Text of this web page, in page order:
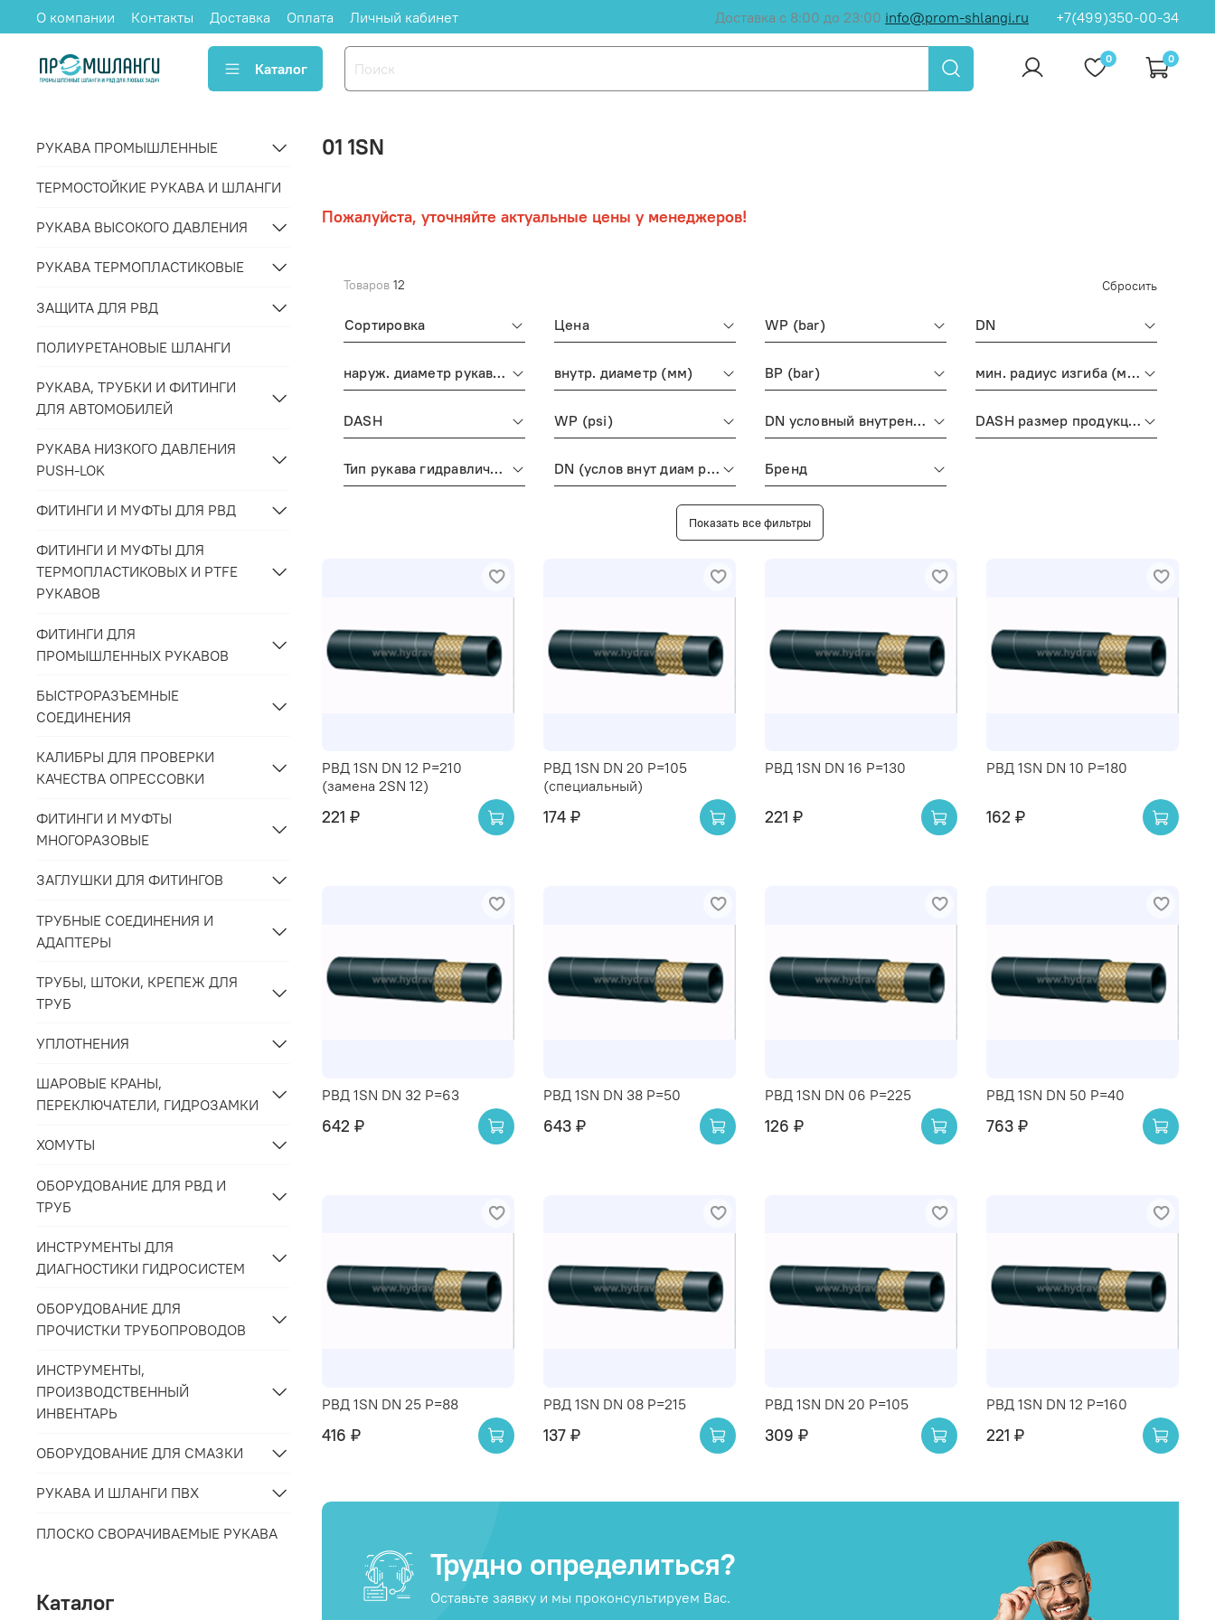
О компании Контакты Доставка Оплата Личный кабинет Доставка с 8:00 до 23:00 info@prom-shlangi.ru +7(499)350-00-34
Каталог
0 0
01 1SN
Пожалуйста, уточняйте актуальные цены у менеджеров!
Товаров 12 Сбросить
Сортировка Цена WP (bar) DN
наруж. диаметр рукава (мм) внутр. диаметр (мм) BP (bar) мин. радиус изгиба (мм)
DASH WP (psi) DN условный внутренний диаметр рукава DASH размер продукции (рукава, фитинги, TC)
Тип рукава гидравлического DN (услов внут диам рукава, фитингов) Бренд
Показать все фильтры
РВД 1SN DN 12 P=210
(замена 2SN 12)
221 ₽
РВД 1SN DN 20 P=105
(специальный)
174 ₽
РВД 1SN DN 16 P=130
221 ₽
РВД 1SN DN 10 P=180
162 ₽
РВД 1SN DN 32 P=63
642 ₽
РВД 1SN DN 38 P=50
643 ₽
РВД 1SN DN 06 P=225
126 ₽
РВД 1SN DN 50 P=40
763 ₽
РВД 1SN DN 25 P=88
416 ₽
РВД 1SN DN 08 P=215
137 ₽
РВД 1SN DN 20 P=105
309 ₽
РВД 1SN DN 12 P=160
221 ₽
Трудно определиться?
Оставьте заявку и мы проконсультируем Вас.
РУКАВА ПРОМЫШЛЕННЫЕ
ТЕРМОСТОЙКИЕ РУКАВА И ШЛАНГИ
РУКАВА ВЫСОКОГО ДАВЛЕНИЯ
РУКАВА ТЕРМОПЛАСТИКОВЫЕ
ЗАЩИТА ДЛЯ РВД
ПОЛИУРЕТАНОВЫЕ ШЛАНГИ
РУКАВА, ТРУБКИ И ФИТИНГИ
ДЛЯ АВТОМОБИЛЕЙ
РУКАВА НИЗКОГО ДАВЛЕНИЯ
PUSH-LOK
ФИТИНГИ И МУФТЫ ДЛЯ РВД
ФИТИНГИ И МУФТЫ ДЛЯ
ТЕРМОПЛАСТИКОВЫХ И PTFE
РУКАВОВ
ФИТИНГИ ДЛЯ
ПРОМЫШЛЕННЫХ РУКАВОВ
БЫСТРОРАЗЪЕМНЫЕ
СОЕДИНЕНИЯ
КАЛИБРЫ ДЛЯ ПРОВЕРКИ
КАЧЕСТВА ОПРЕССОВКИ
ФИТИНГИ И МУФТЫ
МНОГОРАЗОВЫЕ
ЗАГЛУШКИ ДЛЯ ФИТИНГОВ
ТРУБНЫЕ СОЕДИНЕНИЯ И
АДАПТЕРЫ
ТРУБЫ, ШТОКИ, КРЕПЕЖ ДЛЯ
ТРУБ
УПЛОТНЕНИЯ
ШАРОВЫЕ КРАНЫ,
ПЕРЕКЛЮЧАТЕЛИ, ГИДРОЗАМКИ
ХОМУТЫ
ОБОРУДОВАНИЕ ДЛЯ РВД И
ТРУБ
ИНСТРУМЕНТЫ ДЛЯ
ДИАГНОСТИКИ ГИДРОСИСТЕМ
ОБОРУДОВАНИЕ ДЛЯ
ПРОЧИСТКИ ТРУБОПРОВОДОВ
ИНСТРУМЕНТЫ,
ПРОИЗВОДСТВЕННЫЙ
ИНВЕНТАРЬ
ОБОРУДОВАНИЕ ДЛЯ СМАЗКИ
РУКАВА И ШЛАНГИ ПВХ
ПЛОСКО СВОРАЧИВАЕМЫЕ РУКАВА
Каталог